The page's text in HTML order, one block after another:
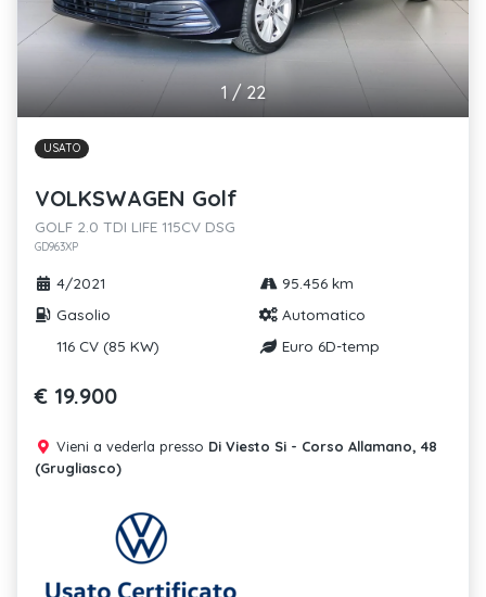
1/ 22
USATO
VOLKSWAGEN Golf
GOLF 2.0 TDI LIFE 115CV DSG
GD963XP
4/2021
95.456 km
Gasolio
Automatico
116 CV (85 KW)
Euro 6D-temp
€ 19.900
Vieni a vederla presso Di Viesto Si - Corso Allamano, 48
(Grugliasco)